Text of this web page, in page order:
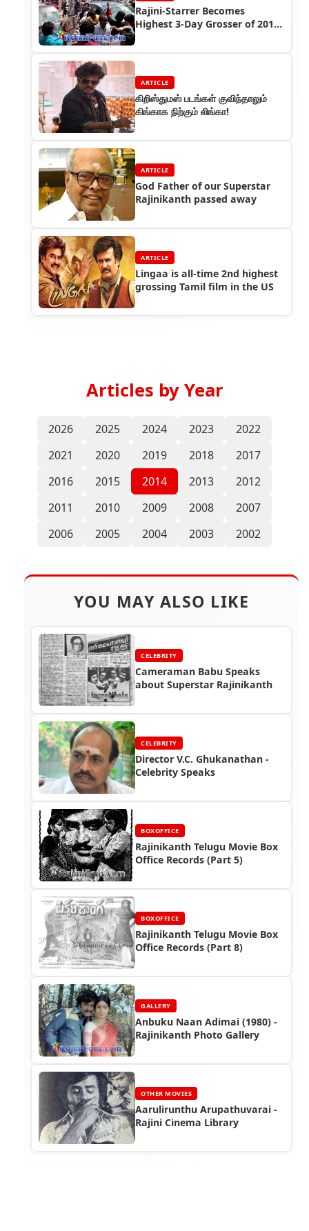
Rajini-Starrer Becomes
Highest 3-Day Grosser of 2014
ARTICLE
கிறிஸ்துமஸ் படங்கள் குவிந்தாலும்
கிங்காக நிற்கும் லிங்கா!
ARTICLE
God Father of our Superstar
Rajinikanth passed away
ARTICLE
Lingaa is all-time 2nd highest
grossing Tamil film in the US
Articles by Year
2026 2025 2024 2023
2022
2021
2020 2019 2018
2017
2016
2015 2014 2013
2012
2011
2010 2009 2008
2007
2006
2005 2004 2003 2002
YOU MAY ALSO LIKE
CELEBRITY
Cameraman Babu Speaks
about Superstar Rajinikanth
CELEBRITY
Director V.C. Ghukanathan -
Celebrity Speaks
BOXOFFICE
Rajinikanth Telugu Movie Box
Office Records (Part 5)
BOXOFFICE
Rajinikanth Telugu Movie Box
Office Records (Part 8)
GALLERY
Anbuku Naan Adimai (1980) -
Rajinikanth Photo Gallery
OTHER MOVIES
Aarulirunthu Arupathuvarai -
Rajini Cinema Library